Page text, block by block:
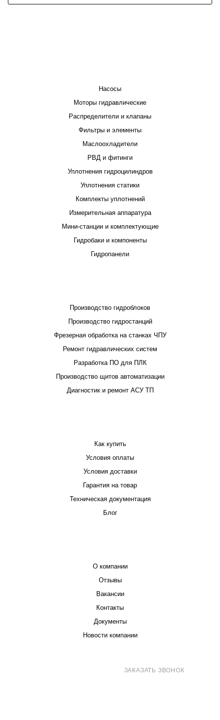
Насосы
Моторы гидравлические
Распределители и клапаны
Фильтры и элементы
Маслоохладители
РВД и фитинги
Уплотнения гидроцилиндров
Уплотнения статики
Комплекты уплотнений
Измерительная аппаратура
Мини-станции и комплектующие
Гидробаки и компоненты
Гидропанели
Производство гидроблоков
Производство гидростанций
Фрезерная обработка на станках ЧПУ
Ремонт гидравлических систем
Разработка ПО для ПЛК
Производство щитов автоматизации
Диагностик и ремонт АСУ ТП
Как купить
Условия оплаты
Условия доставки
Гарантия на товар
Техническая документация
Блог
О компании
Отзывы
Вакансии
Контакты
Документы
Новости компании
ЗАКАЗАТЬ ЗВОНОК